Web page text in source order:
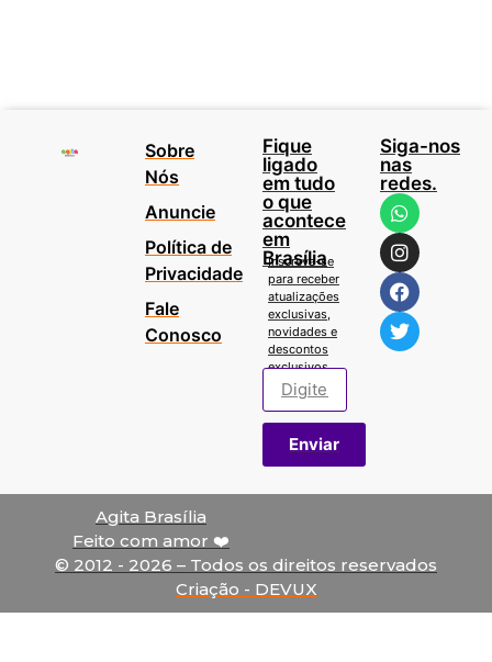
Sobre
Nós
Anuncie
Política de
Privacidade
Fale
Conosco
Fique
ligado
em tudo
o que
acontece
em
Brasília
Inscreva-se
para receber
atualizações
exclusivas,
novidades e
descontos
exclusivos.
Enviar
Siga-nos
nas
redes.
Agita Brasília
Feito com amor ❤️
© 2012 - 2026 – Todos os direitos reservados
Criação - DEVUX